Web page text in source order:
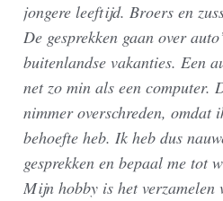
jongere leeftijd. Broers en
De gesprekken gaan over
buitenlandse vakanties. Een
net zo min als een computer.
nimmer overschreden, omdat
behoefte heb. Ik heb dus
gesprekken en bepaal me tot
Mijn hobby is het verzamelen